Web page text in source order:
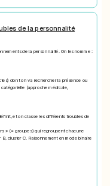
de la personnalité
de la personnalité. On les nomme :
dont on va rechercher la présence ou
(approche médicale,
et on classe les différents troubles de
» (= groupes) qui regroupent chacune
cluster C. Raisonnement en mode binaire